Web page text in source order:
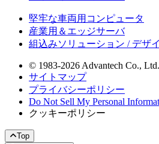
堅牢な車両用コンピュータ
産業用＆エッジサーバ
組込みソリューション / デザ
© 1983-2026 Advantech Co., Ltd.
サイトマップ
プライバシーポリシー
Do Not Sell My Personal
クッキーポリシー
Top